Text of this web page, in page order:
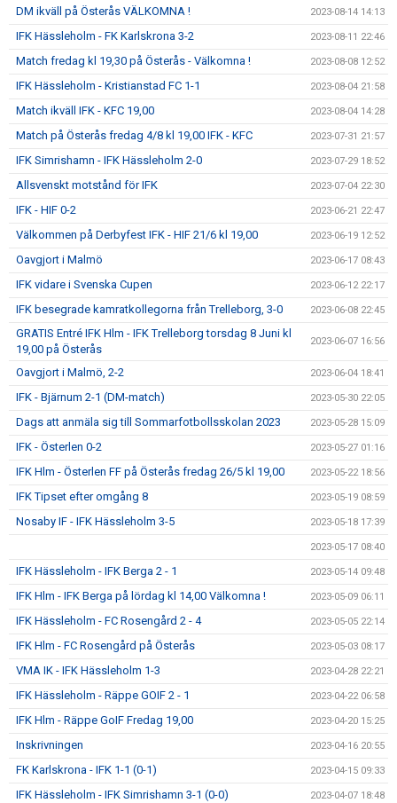
DM ikväll på Österås VÄLKOMNA ! 2023-08-14 14:13
IFK Hässleholm - FK Karlskrona 3-2 2023-08-11 22:46
Match fredag kl 19,30 på Österås - Välkomna ! 2023-08-08 12:52
IFK Hässleholm - Kristianstad FC 1-1 2023-08-04 21:58
Match ikväll IFK - KFC 19,00 2023-08-04 14:28
Match på Österås fredag 4/8 kl 19,00 IFK - KFC 2023-07-31 21:57
IFK Simrishamn - IFK Hässleholm 2-0 2023-07-29 18:52
Allsvenskt motstånd för IFK 2023-07-04 22:30
IFK - HIF 0-2 2023-06-21 22:47
Välkommen på Derbyfest IFK - HIF 21/6 kl 19,00 2023-06-19 12:52
Oavgjort i Malmö 2023-06-17 08:43
IFK vidare i Svenska Cupen 2023-06-12 22:17
IFK besegrade kamratkollegorna från Trelleborg, 3-0 2023-06-08 22:45
GRATIS Entré IFK Hlm - IFK Trelleborg torsdag 8 Juni kl
19,00 på Österås
2023-06-07 16:56
Oavgjort i Malmö, 2-2 2023-06-04 18:41
IFK - Bjärnum 2-1 (DM-match) 2023-05-30 22:05
Dags att anmäla sig till Sommarfotbollsskolan 2023 2023-05-28 15:09
IFK - Österlen 0-2 2023-05-27 01:16
IFK Hlm - Österlen FF på Österås fredag 26/5 kl 19,00 2023-05-22 18:56
IFK Tipset efter omgång 8 2023-05-19 08:59
Nosaby IF - IFK Hässleholm 3-5 2023-05-18 17:39
2023-05-17 08:40
IFK Hässleholm - IFK Berga 2 - 1 2023-05-14 09:48
IFK Hlm - IFK Berga på lördag kl 14,00 Välkomna ! 2023-05-09 06:11
IFK Hässleholm - FC Rosengård 2 - 4 2023-05-05 22:14
IFK Hlm - FC Rosengård på Österås 2023-05-03 08:17
VMA IK - IFK Hässleholm 1-3 2023-04-28 22:21
IFK Hässleholm - Räppe GOIF 2 - 1 2023-04-22 06:58
IFK Hlm - Räppe GoIF Fredag 19,00 2023-04-20 15:25
Inskrivningen 2023-04-16 20:55
FK Karlskrona - IFK 1-1 (0-1) 2023-04-15 09:33
IFK Hässleholm - IFK Simrishamn 3-1 (0-0) 2023-04-07 18:48